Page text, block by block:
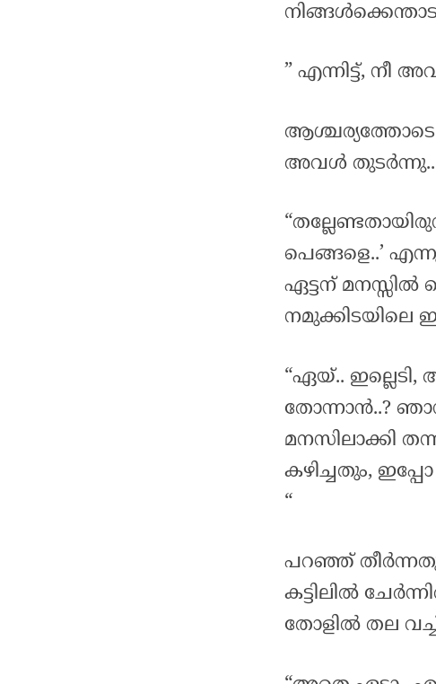
” എന്നിട്ട്, നീ
അവൾ തുടർന്നു..
പെങ്ങളെ..’
ഏട്ടന് മനസ്സിൽ
നമുക്കിടയിലെ
“ഏയ്..
തോന്നാൻ..?
മനസിലാക്കി
കഴിച്ചതും, ഇപ്പോ
“
പറഞ്ഞ്
കട്ടിലിൽ
തോളിൽ തല